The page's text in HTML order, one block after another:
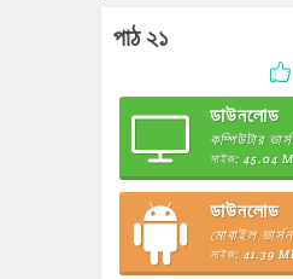
পাঠ ২১
ডাউনলোড
কম্পিউটার
সাইজ: 45.04
ডাউনলোড
মোবাইল ভার্সন
সাইজ: 41.39